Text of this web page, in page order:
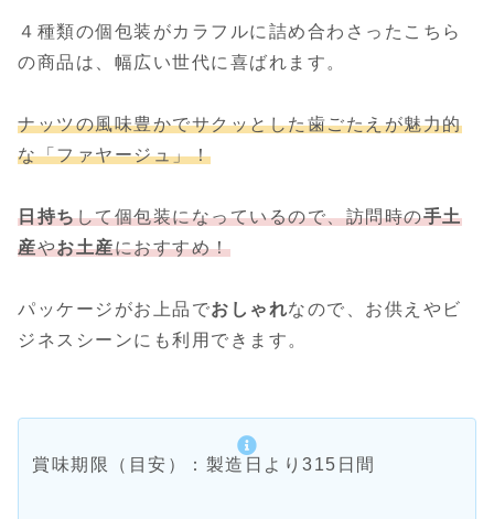
４種類の個包装がカラフルに詰め合わさったこちら
の商品は、幅広い世代に喜ばれます。
ナッツの風味豊かでサクッとした歯ごたえが魅力的
な「ファヤージュ」！
日持ちして個包装になっているので、訪問時の手土
産やお土産におすすめ！
パッケージがお上品でおしゃれなので、お供えやビ
ジネスシーンにも利用できます。
賞味期限（目安）：製造日より315日間